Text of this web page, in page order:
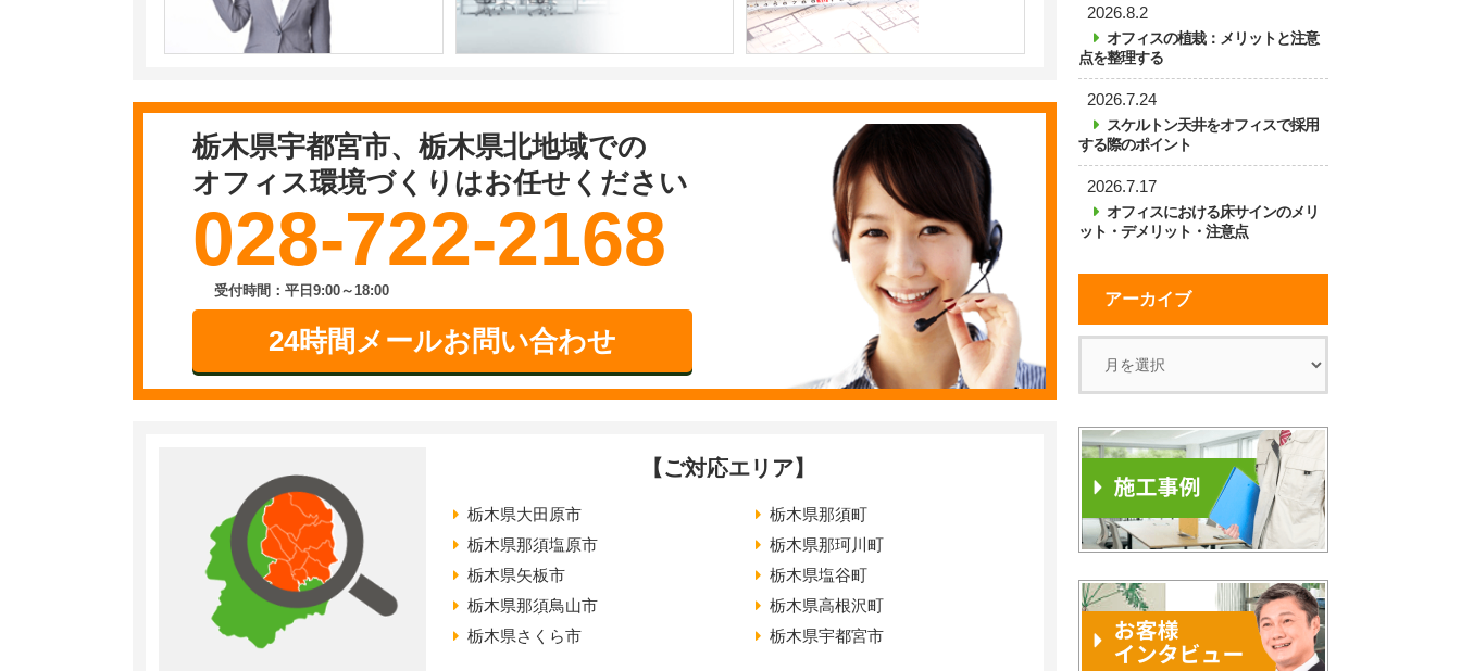
栃木県宇都宮市、栃木県北地域での
オフィス環境づくりはお任せください
028-722-2168
受付時間：平日9:00～18:00
24時間メールお問い合わせ
【ご対応エリア】
栃木県大田原市
栃木県那須塩原市
栃木県矢板市
栃木県那須鳥山市
栃木県さくら市
栃木県那須町
栃木県那珂川町
栃木県塩谷町
栃木県高根沢町
栃木県宇都宮市
2026.8.2
オフィスの植栽：メリットと注意
点を整理する
2026.7.24
スケルトン天井をオフィスで採用
する際のポイント
2026.7.17
オフィスにおける床サインのメリ
ット・デメリット・注意点
アーカイブ